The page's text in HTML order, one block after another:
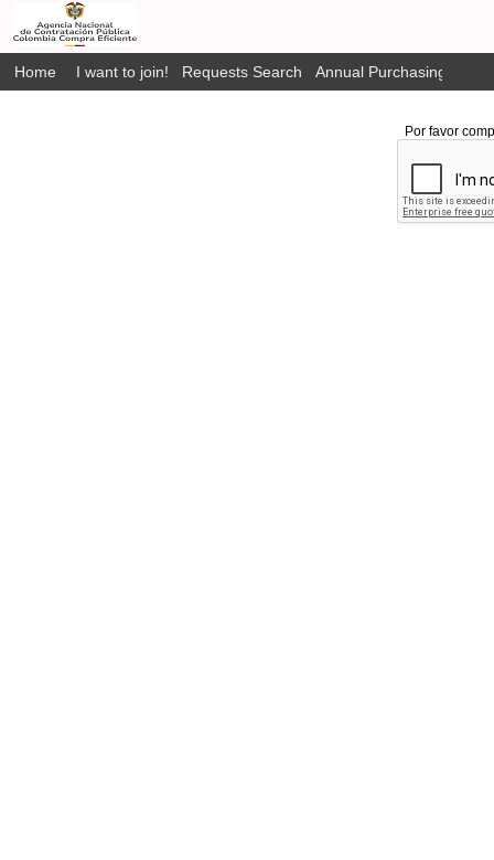
Home I want to join! Requests Search Annual Purchasing Plan
Por favor